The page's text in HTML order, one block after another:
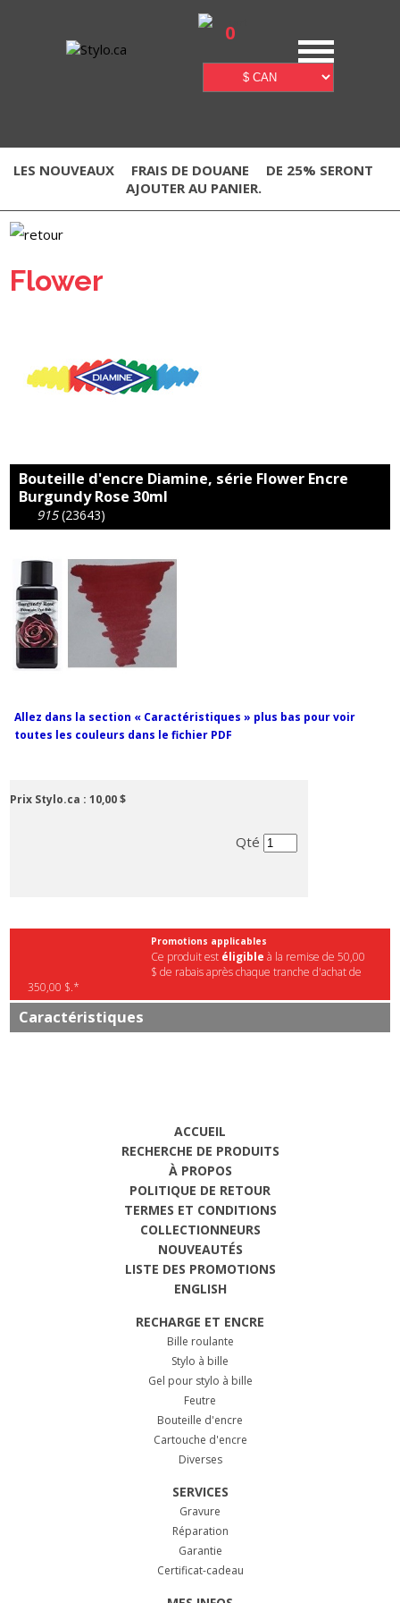
0
LES NOUVEAUX FRAIS DE DOUANE
DE 25% SERONT
AJOUTER AU PANIER.
Flower
Bouteille d'encre Diamine, série Flower Encre
Burgundy Rose 30ml
915 (23643)
Allez dans la section « Caractéristiques » plus bas pour voir
toutes les couleurs dans le fichier PDF
Prix Stylo.ca :10,00 $
Qté
Promotions applicables
Ce produit est éligible à la remise de 50,00
$ de rabais après chaque tranche d'achat de
350,00 $.*
Caractéristiques
ACCUEIL
RECHERCHE DE PRODUITS
À PROPOS
POLITIQUE DE RETOUR
TERMES ET CONDITIONS
COLLECTIONNEURS
NOUVEAUTÉS
LISTE DES PROMOTIONS
ENGLISH
RECHARGE ET ENCRE
Bille roulante
Stylo à bille
Gel pour stylo à bille
Feutre
Bouteille d'encre
Cartouche d'encre
Diverses
SERVICES
Gravure
Réparation
Garantie
Certificat-cadeau